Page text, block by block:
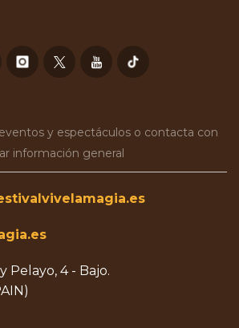
y espectáculos o contacta con
información general
Pelayo, 4 - Bajo.